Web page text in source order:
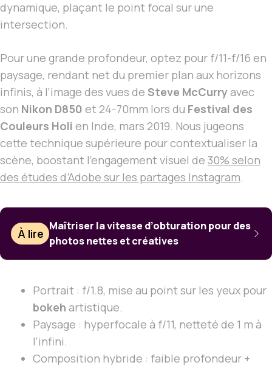
dynamique, plaçant le point focal sur une
intersection.
Pour une grande profondeur, optez pour f/11-f/16 en
paysage, rendant net du premier plan aux horizons
infinis, à l’image des vues de Steve McCurryavec
son Nikon D850 et 24-70mm lors du Festival des
Couleurs Holi en Inde, mars 2019. Nous jugeons
cette technique supérieure pour contextualiser la
scène, boostant l’engagement visuel de 30% selon
des études d’Adobe sur les partages Instagram.
À lire
Maîtriser la vitesse d’obturation pour des
photos nettes et créatives
Portrait : f/1.8, mise au point sur les yeux pour
bokeh artistique.
Paysage : hyperfocale à f/11, netteté de 1 m à
l’infini.
Composition hybride : faible profondeur +